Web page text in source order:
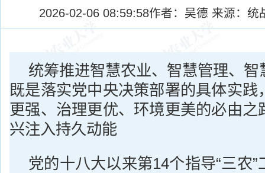
2026-02-06 08:59:58作者：吴德 来源：统
统筹推进智慧农业、智慧管理、
既是落实党中央决策部署的具体实践
更强、治理更优、环境更美的必由之
兴注入持久动能
党的十八大以来第14个指导“三农